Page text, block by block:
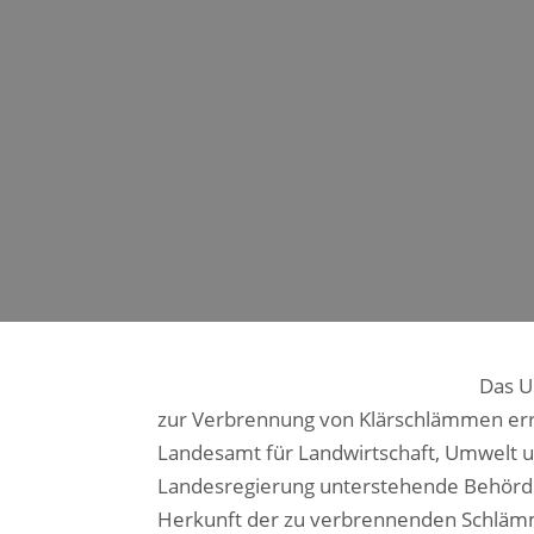
Das
zur Verbrennung von Klärschlämmen
Landesamt für Landwirtschaft, Umwelt
Landesregierung unterstehende
Herkunft der zu verbrennenden